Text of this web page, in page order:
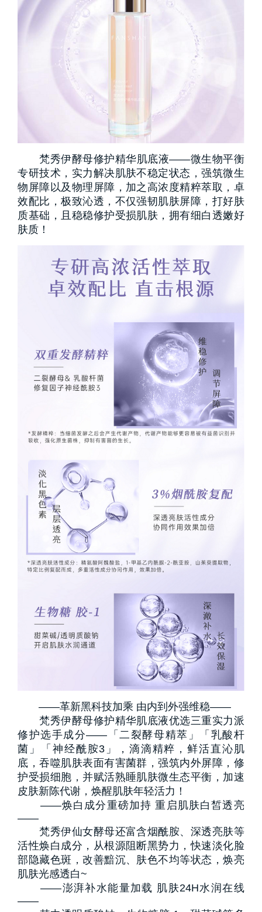
梵秀伊酵母修护精华肌底液——微生物平衡
专研技术，实力解决肌肤不稳定状态，强筑微生
物屏障以及物理屏障，加之高浓度精粹萃取，卓
效配比，极致沁透，不仅强韧肌肤屏障，打好肤
质基础，且稳稳修护受损肌肤，拥有细白透嫩好
肤质！
——革新黑科技加乘 由内到外强维稳——
梵秀伊酵母修护精华肌底液优选三重实力派
修护选手成分——「二裂酵母精萃」「乳酸杆
菌」「神经酰胺3」，滴滴精粹，鲜活直沁肌
底，吞噬肌肤表面有害菌群，强筑内外屏障，修
护受损细胞，并赋活熟睡肌肤微生态平衡，加速
皮肤新陈代谢，焕醒肌肤年轻活力！
——焕白成分重磅加持 重启肌肤白皙透亮
——
梵秀伊仙女酵母还富含烟酰胺、深透亮肤等
活性焕白成分，从根源阻断黑势力，快速淡化脸
部隐藏色斑，改善黯沉、肤色不均等状态，焕亮
肌肤光感透白~
——澎湃补水能量加载 肌肤24H水润在线
——